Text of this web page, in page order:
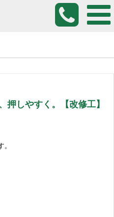
押しやすく。【改修工】